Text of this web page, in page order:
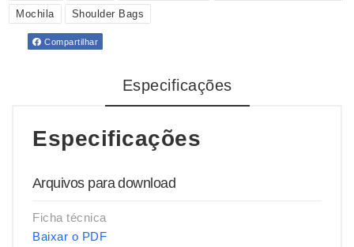
Mochila
Shoulder Bags
Compartilhar
Especificações
Especificações
Arquivos para download
Ficha técnica
Baixar o PDF